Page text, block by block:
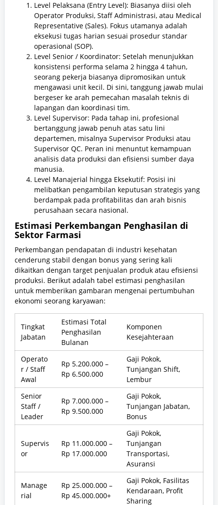
Level Pelaksana (Entry Level): Biasanya diisi oleh
Operator Produksi, Staff Administrasi, atau Medical
Representative (Sales). Fokus utamanya adalah
eksekusi tugas harian sesuai prosedur standar
operasional (SOP).
Level Senior / Koordinator: Setelah menunjukkan
konsistensi performa selama 2 hingga 4 tahun,
seorang pekerja biasanya dipromosikan untuk
mengawasi unit kecil. Di sini, tanggung jawab mulai
bergeser ke arah pemecahan masalah teknis di
lapangan dan koordinasi tim.
Level Supervisor: Pada tahap ini, profesional
bertanggung jawab penuh atas satu lini
departemen, misalnya Supervisor Produksi atau
Supervisor QC. Peran ini menuntut kemampuan
analisis data produksi dan efisiensi sumber daya
manusia.
Level Manajerial hingga Eksekutif: Posisi ini
melibatkan pengambilan keputusan strategis yang
berdampak pada profitabilitas dan arah bisnis
perusahaan secara nasional.
Estimasi Perkembangan Penghasilan di
Sektor Farmasi
Perkembangan pendapatan di industri kesehatan
cenderung stabil dengan bonus yang sering kali
dikaitkan dengan target penjualan produk atau efisiensi
produksi. Berikut adalah tabel estimasi penghasilan
untuk memberikan gambaran mengenai pertumbuhan
ekonomi seorang karyawan:
Tingkat
Jabatan
Estimasi Total
Penghasilan
Bulanan
Komponen
Kesejahteraan
Operato
r / Staff
Awal
Rp 5.200.000 –
Rp 6.500.000
Gaji Pokok,
Tunjangan Shift,
Lembur
Senior
Staff /
Leader
Rp 7.000.000 –
Rp 9.500.000
Gaji Pokok,
Tunjangan Jabatan,
Bonus
Supervis
or
Rp 11.000.000 –
Rp 17.000.000
Gaji Pokok,
Tunjangan
Transportasi,
Asuransi
Manage
rial
Rp 25.000.000 –
Rp 45.000.000+
Gaji Pokok, Fasilitas
Kendaraan, Profit
Sharing